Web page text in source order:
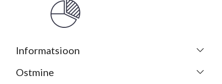
Informatsioon
Ostmine